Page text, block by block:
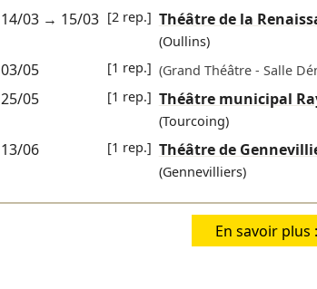
14/03→ 15/03 [2 rep.] Théâtre de la
(Oullins)
03/05 [1 rep.] (Grand Théâtre - Salle
25/05 [1 rep.] Théâtre municipal
(Tourcoing)
13/06 [1 rep.] Théâtre de
(Gennevilliers)
En savoir plus :